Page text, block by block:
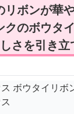
リボンが華
クのボウタ
さを引き立